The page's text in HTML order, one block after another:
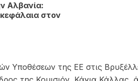
Αλβανία:
στον
Υποθέσεων της ΕΕ στις